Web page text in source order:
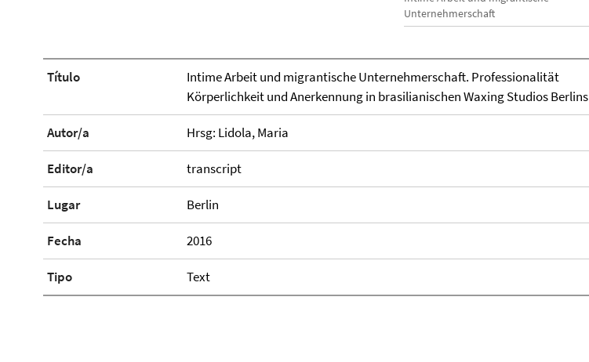
Unternehmerschaft
Título
Intime Arbeit und migrantische Unternehmerschaft. Professionalität
Körperlichkeit und Anerkennung in brasilianischen Waxing Studios Berlins
Autor/a Hrsg: Lidola, Maria
Editor/a transcript
Lugar Berlin
Fecha 2016
Tipo Text